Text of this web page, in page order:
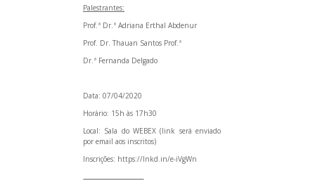
Palestrantes:
Prof.ª Dr.ª Adriana Erthal Abdenur
Prof. Dr. Thauan Santos Prof.ª
Dr.ª Fernanda Delgado
Data: 07/04/2020
Horário: 15h às 17h30
Local: Sala do WEBEX (link será enviado
por email aos inscritos)
Inscrições: https://lnkd.in/e-iVgWn